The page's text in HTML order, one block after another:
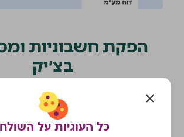
הפקת חשבוניות
בצ׳יק
הכלים הבסיסיים שכל עסק צריך: הפקת
מסמכים ודוחות בשניות, גישה לרו״ח
מעקב אחרי חיובים פתוחים, תזכורות
כל העוגיות על